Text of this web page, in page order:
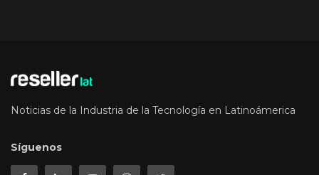
Noticias de la Industria de la Tecnología en Latinoámerica
Síguenos